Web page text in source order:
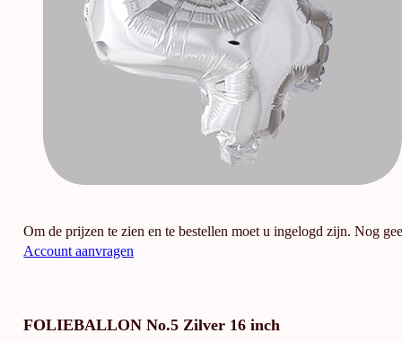
Om de prijzen te zien en te bestellen moet u ingelogd zijn. Nog
Account aanvragen
FOLIEBALLON No.5 Zilver 16 inch